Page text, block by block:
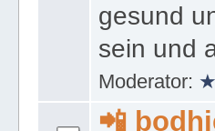
gesund
sein und
Moderator: ★
📲